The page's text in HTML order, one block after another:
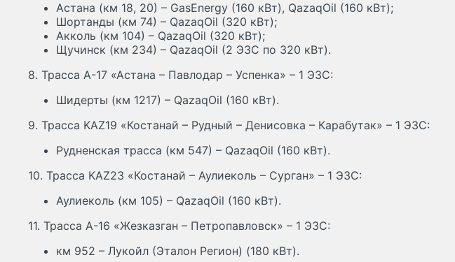
Астана (км 18, 20) – GasEnergy (160 кВт), QazaqOil (160 кВт);
Шортанды (км 74) – QazaqOil (320 кВт);
Акколь (км 104) – QazaqOil (320 кВт);
Щучинск (км 234) – QazaqOil (2 ЭЗС по 320 кВт).
8. Трасса А-17 «Астана – Павлодар – Успенка» – 1 ЭЗС:
Шидерты (км 1217) – QazaqOil (160 кВт).
9. Трасса KAZ19 «Костанай – Рудный – Денисовка – Карабутак» – 1 ЭЗС:
Рудненская трасса (км 547) – QazaqOil (160 кВт).
10. Трасса KAZ23 «Костанай – Аулиеколь – Сурган» – 1 ЭЗС:
Аулиеколь (км 105) – QazaqOil (160 кВт).
11. Трасса А-16 «Жезказган – Петропавловск» – 1 ЭЗС:
км 952 – Лукойл (Эталон Регион) (180 кВт).